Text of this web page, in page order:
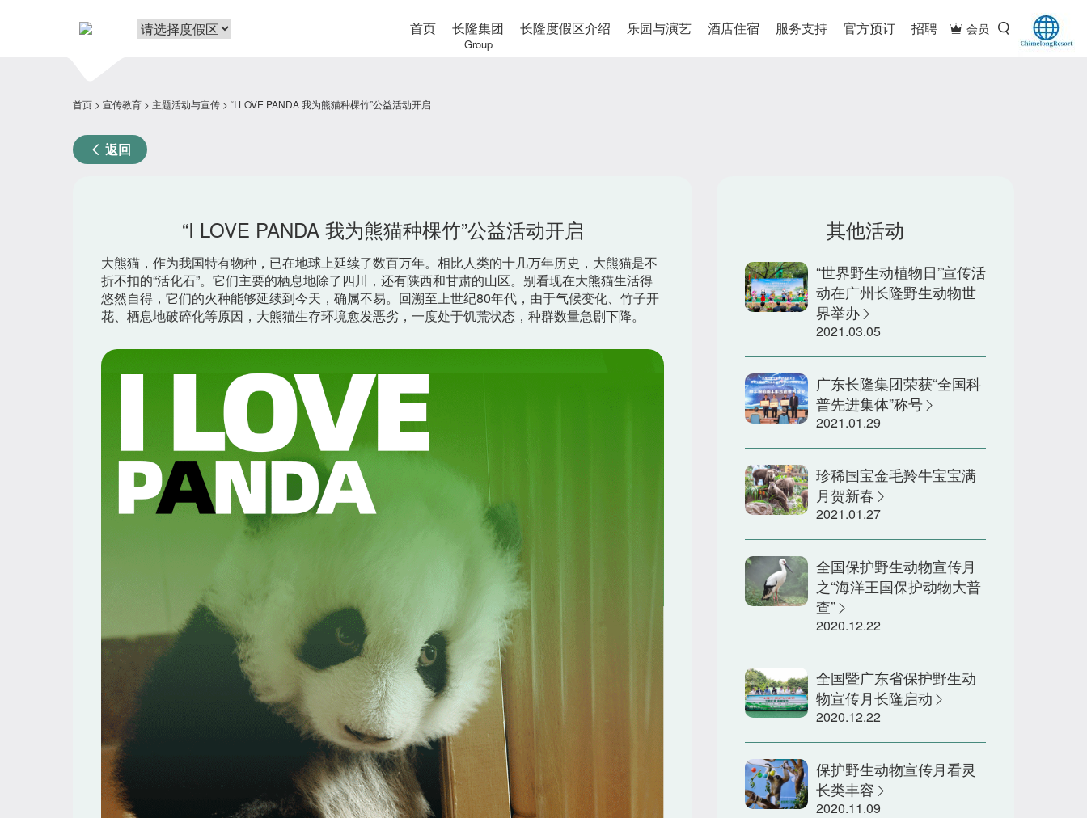
会员
首页 长隆集团
Group
长隆度假区介绍 乐园与演艺 酒店住宿 服务支持 官方预订 招聘
首页 宣传教育 主题活动与宣传 “I LOVE PANDA 我为熊猫种棵竹”公益活动开启
返回
“I LOVE PANDA 我为熊猫种棵竹”公益活动开启
大熊猫，作为我国特有物种，已在地球上延续了数百万年。相比人类的十几万年历史，大熊猫是不
折不扣的“活化石”。它们主要的栖息地除了四川，还有陕西和甘肃的山区。别看现在大熊猫生活得
悠然自得，它们的火种能够延续到今天，确属不易。回溯至上世纪80年代，由于气候变化、竹子开
花、栖息地破碎化等原因，大熊猫生存环境愈发恶劣，一度处于饥荒状态，种群数量急剧下降。
其他活动
“世界野生动植物日”宣传活
动在广州长隆野生动物世
界举办
2021.03.05
广东长隆集团荣获“全国科
普先进集体”称号
2021.01.29
珍稀国宝金毛羚牛宝宝满
月贺新春
2021.01.27
全国保护野生动物宣传月
之“海洋王国保护动物大普
查”
2020.12.22
全国暨广东省保护野生动
物宣传月长隆启动
2020.12.22
保护野生动物宣传月看灵
长类丰容
2020.11.09